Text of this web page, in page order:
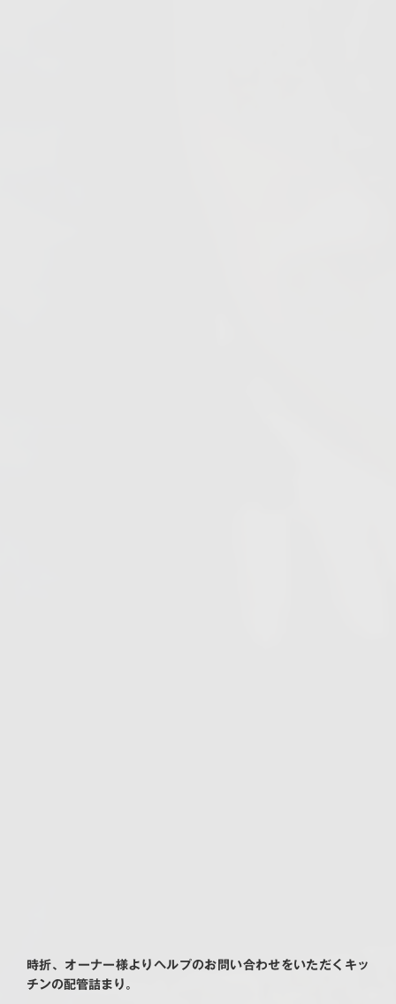
時折、オーナー様よりヘルプのお問い合わせをいただくキッ
チンの配管詰まり。